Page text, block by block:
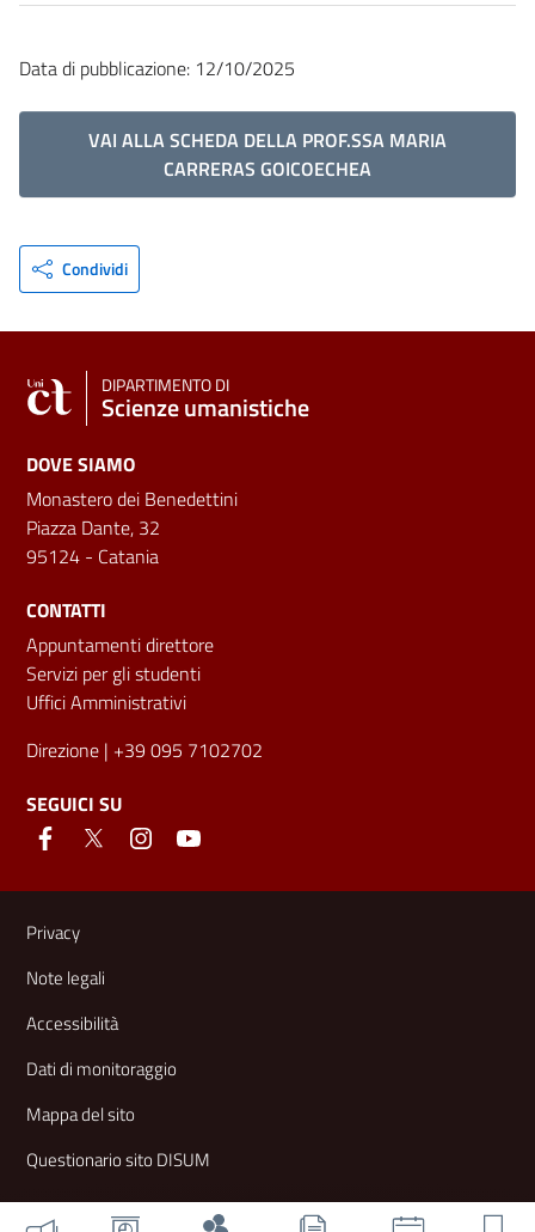
Data di pubblicazione: 12/10/2025
VAI ALLA SCHEDA DELLA PROF.SSA MARIA
CARRERAS GOICOECHEA
Condividi
DIPARTIMENTO DI
Scienze umanistiche
DOVE SIAMO
Monastero dei Benedettini
Piazza Dante, 32
95124 - Catania
CONTATTI
Appuntamenti direttore
Servizi per gli studenti
Uffici Amministrativi
Direzione | +39 095 7102702
SEGUICI SU
Link e informazioni utili
Privacy
Note legali
Accessibilità
Dati di monitoraggio
Mappa del sito
Questionario sito DISUM